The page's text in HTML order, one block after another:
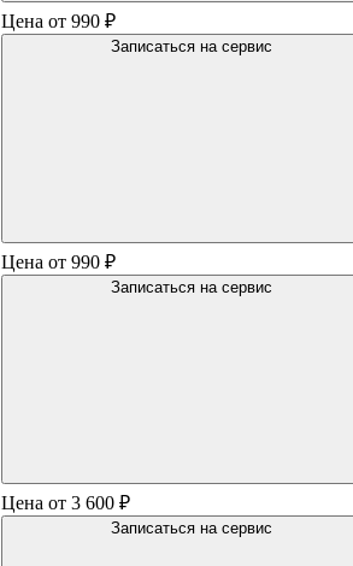
Цена от 990 ₽
Записаться на сервис
Цена от 990 ₽
Записаться на сервис
Цена от 3 600 ₽
Записаться на сервис